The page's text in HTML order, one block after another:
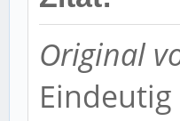
Original